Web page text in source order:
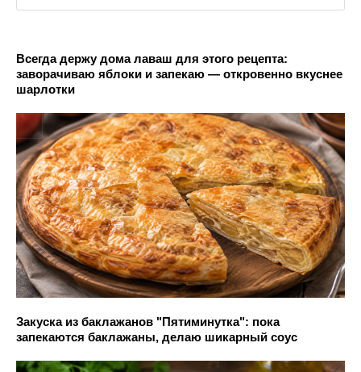
Всегда держу дома лаваш для этого рецепта:
заворачиваю яблоки и запекаю — откровенно вкуснее
шарлотки
Закуска из баклажанов "Пятиминутка": пока
запекаются баклажаны, делаю шикарный соус